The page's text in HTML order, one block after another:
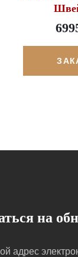
на
адрес